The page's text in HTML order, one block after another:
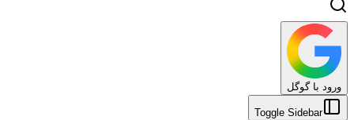
ورود با گوگل
Toggle Sidebar